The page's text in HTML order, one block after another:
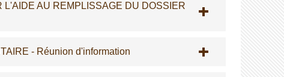
AU REMPLISSAGE DU DOSSIER
- Réunion d'information